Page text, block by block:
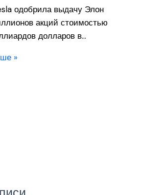
одобрила выдачу Элон
акций стоимостью
долларов в…
»